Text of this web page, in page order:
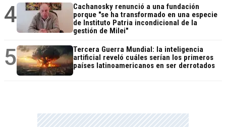
4
Cachanosky renunció a una fundación
porque "se ha transformado en una especie
de Instituto Patria incondicional de la
gestión de Milei"
5
Tercera Guerra Mundial: la inteligencia
artificial reveló cuáles serían los primeros
países latinoamericanos en ser derrotados